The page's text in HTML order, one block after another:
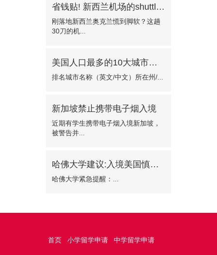
省钱贴! 新西兰机场的shuttle bus!—门对门只需30纽币
刚落地新西兰奥克兰慌到脚软？这趟
30刀的机...
美国人口最多的10大城市有哪些?
排名城市名称（英文/中文）所在州/...
新加坡禁止携带电子烟入境
近期有学生携带电子烟入境新加坡，
被警告并...
哈佛大学建议:入境美国慎选波士顿机场
哈佛大学紧急提醒：...
首页 小学留学申请 中学留学申请